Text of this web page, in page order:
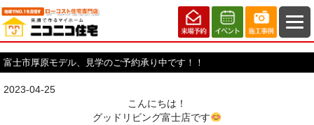
富士市厚原モデル、見学のご予約承り中です！！
2023-04-25
こんにちは！
グッドリビング富士店です